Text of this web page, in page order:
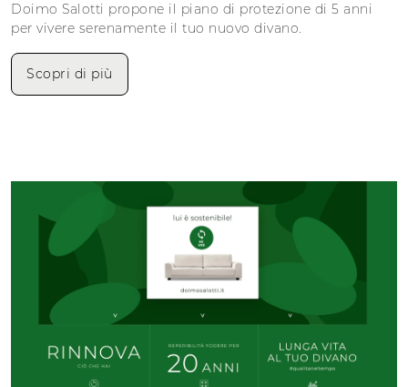
Doimo Salotti propone il piano di protezione di 5 anni
per vivere serenamente il tuo nuovo divano.
Scopri di più